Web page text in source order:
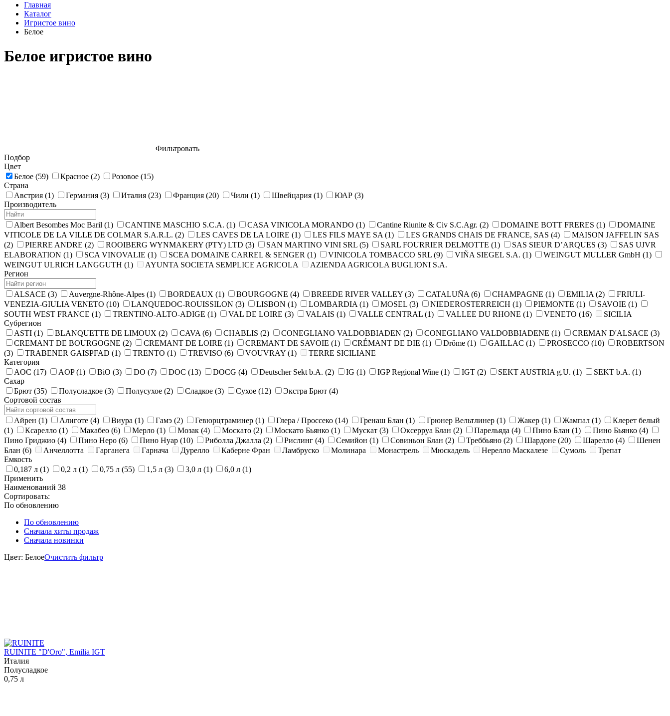
Главная
Каталог
Игристое вино
Белое
Белое игристое вино
Фильтровать
Подбор
Цвет
Белое (59) Красное (2) Розовое (15)
Страна
Австрия (1) Германия (3) Италия (23) Франция (20) Чили (1) Швейцария (1) ЮАР (3)
Производитель
Albert Besombes Moc Baril (1) CANTINE MASCHIO S.C.A. (1) CASA VINICOLA MORANDO (1) Cantine Riunite & Civ S.C.Agr. (2) DOMAINE BOTT FRERES (1)
DOMAINE
VITICOLE DE LA VILLE DE COLMAR S.A.R.L. (2) LES CAVES DE LA LOIRE (1) LES FILS MAYE SA (1) LES GRANDS CHAIS DE FRANCE, SAS (4)
MAISON JAFFELIN SAS
(2)
PIERRE ANDRE (2) ROOIBERG WYNMAKERY (PTY) LTD (3) SAN MARTINO VINI SRL (5) SARL FOURRIER DELMOTTE (1) SAS SIEUR D’ARQUES (3)
SAS UJVR
ELABORATION (1) SCA VINOVALIE (1) SCEA DOMAINE CARREL & SENGER (1) VINICOLA TOMBACCO SRL (9) VIÑA SIEGEL S.A. (1) WEINGUT MULLER GmbH (1)
WEINGUT ULRICH LANGGUTH (1) AYUNTA SOCIETA SEMPLICE AGRICOLA
AZIENDA AGRIСOLA BUGLIONI S.A.
Регион
ALSACE (3) Auvergne-Rhône-Alpes (1) BORDEAUX (1) BOURGOGNE (4) BREEDE RIVER VALLEY (3) CATALUÑA (6) CHAMPAGNE (1) EMILIA (2)
FRIULI-
VENEZIA-GIULIA VENETO (10) LANQUEDOC-ROUISSILON (3) LISBON (1) LOMBARDIA (1) MOSEL (3) NIEDEROSTERREICH (1) PIEMONTE (1) SAVOIE (1)
SOUTH WEST FRANCE (1) TRENTINO-ALTO-ADIGE (1) VAL DE LOIRE (3) VALAIS (1) VALLE CENTRAL (1) VALLEE DU RHONE (1) VENETO (16)
SICILIA
Субрегион
ASTI (1) BLANQUETTE DE LIMOUX (2) CAVA (6) CHABLIS (2) CONEGLIANO VALDOBBIADEN (2) CONEGLIANO VALDOBBIADENE (1) CREMAN D'ALSACE (3)
CREMANT DE BOURGOGNE (2) CREMANT DE LOIRE (1) CREMANT DE SAVOIE (1) CRÉMANT DE DIE (1) Drôme (1) GAILLAC (1) PROSECCO (10)
ROBERTSON
(3)
TRABENER GAISPFAD (1) TRENTO (1) TREVISO (6) VOUVRAY (1)
TERRE SICILIANE
Категория
AOC (17) AOP(1) BiO (3) DO (7) DOC (13) DOCG (4) Deutscher Sekt b.A. (2) IG (1) IGP Regional Wine (1) IGT (2) SEKT AUSTRIA g.U. (1) SEKT b.A. (1)
Сахар
Брют (35) Полусладкое (3) Полусухое (2) Сладкое (3) Сухое (12) Экстра Брют (4)
Сортовой состав
Айрен (1) Алиготе (4) Виура (1) Гамэ (2) Гевюрцтраминер (1) Глера / Просcеко (14) Гренаш Блан (1) Грюнер Вельтлинер (1) Жакер (1) Жампал (1)
Клерет белый
(1)
Ксарелло (1) Макабео (6) Мерло (1) Мозак (4) Москато (2) Москато Бьянко (1) Мускат (3) Оксерруа Блан (2) Парельяда (4) Пино Блан (1) Пино Бьянко (4)
Пино Гриджио (4) Пино Неро (6) Пино Нуар (10) Риболла Джалла (2) Рислинг (4) Семийон (1) Совиньон Блан (2) Треббьяно (2) Шардоне (20) Шарелло (4)
Шенен
Блан (6) Анчеллотта Гарганега Гарнача Дурелло Каберне Фран Ламбруско Молинара Монастрель Мюскадель Нерелло Маскалезе Сумоль
Трепат
Емкость
0,187 л (1) 0,2 л (1) 0,75 л (55) 1,5 л (3) 3,0 л (1) 6,0 л (1)
Применить
Наименований 38
Сортировать:
По обновлению
По обновлению
Сначала хиты продаж
Сначала новинки
Цвет: БелоеОчистить фильтр
RUINITE "D'Oro", Emilia IGT
Италия
Полусладкое
0,75 л